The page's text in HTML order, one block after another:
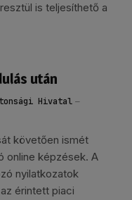
is teljesíthető a
után
Hivatal
követően ismét
online képzések. A
nyilatkozatok
érintett piaci